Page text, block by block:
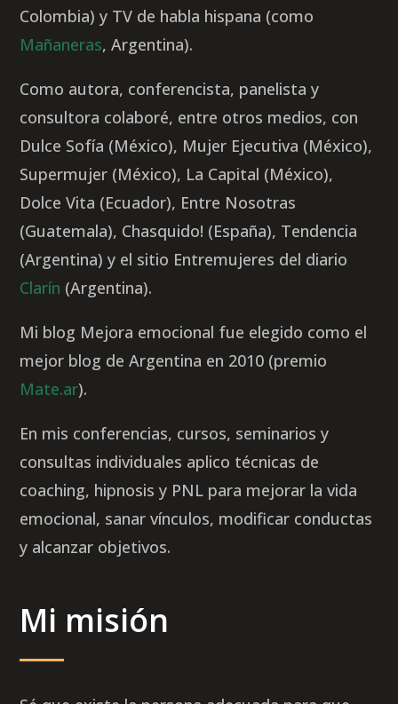
Colombia) y TV de habla hispana (como
Mañaneras, Argentina).
Como autora, conferencista, panelista y
consultora colaboré, entre otros medios, con
Dulce Sofía (México), Mujer Ejecutiva (México),
Supermujer (México), La Capital (México),
Dolce Vita (Ecuador), Entre Nosotras
(Guatemala), Chasquido! (España), Tendencia
(Argentina) y el sitio Entremujeres del diario
Clarín (Argentina).
Mi blog Mejora emocional fue elegido como el
mejor blog de Argentina en 2010 (premio
Mate.ar).
En mis conferencias, cursos, seminarios y
consultas individuales aplico técnicas de
coaching, hipnosis y PNL para mejorar la vida
emocional, sanar vínculos, modificar conductas
y alcanzar objetivos.
Mi misión